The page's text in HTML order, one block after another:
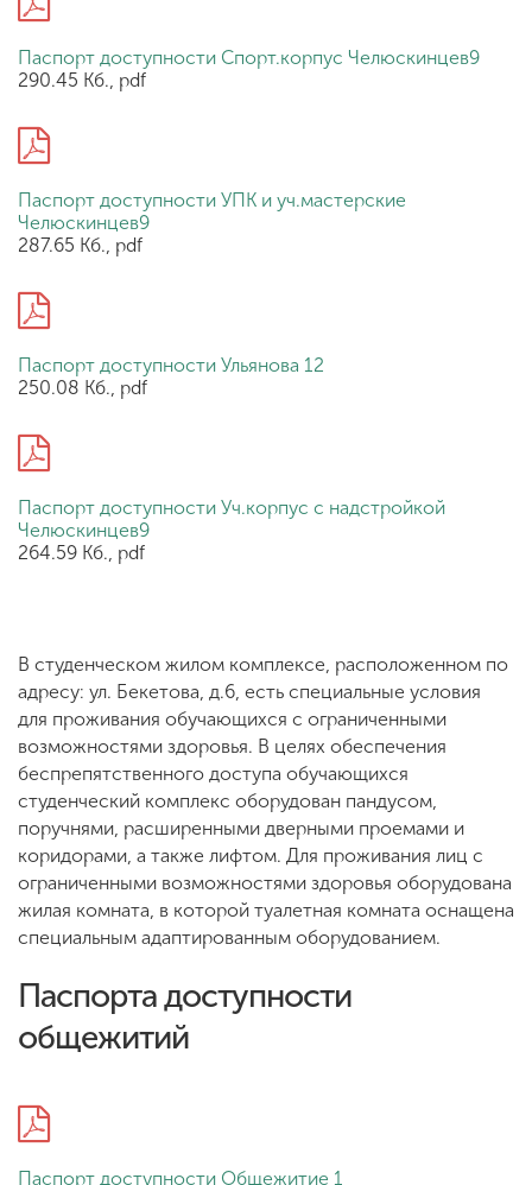
Паспорт доступности Спорт.корпус Челюскинцев9
290.45 Кб., pdf
Паспорт доступности УПК и уч.мастерские
Челюскинцев9
287.65 Кб., pdf
Паспорт доступности Ульянова 12
250.08 Кб., pdf
Паспорт доступности Уч.корпус с надстройкой
Челюскинцев9
264.59 Кб., pdf
В студенческом жилом комплексе, расположенном по
адресу: ул. Бекетова, д.6, есть специальные условия
для проживания обучающихся с ограниченными
возможностями здоровья. В целях обеспечения
беспрепятственного доступа обучающихся
студенческий комплекс оборудован пандусом,
поручнями, расширенными дверными проемами и
коридорами, а также лифтом. Для проживания лиц с
ограниченными возможностями здоровья оборудована
жилая комната, в которой туалетная комната оснащена
специальным адаптированным оборудованием.
Паспорта доступности
общежитий
Паспорт доступности Общежитие 1